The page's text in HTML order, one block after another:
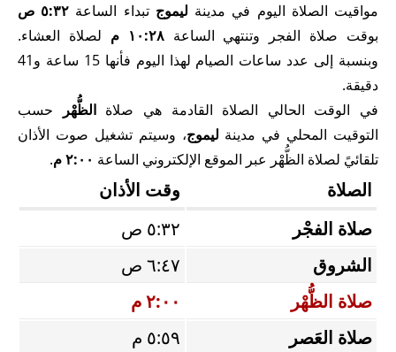
مواقيت الصلاة اليوم في مدينة ليموج تبداء الساعة ٥:٣٢ ص
بوقت صلاة الفجر وتنتهي الساعة١٠:٢٨ م
لصلاة العشاء.
وبنسبة إلى عدد ساعات الصيام لهذا اليوم فأنها 15 ساعة و41
دقيقة.
في الوقت الحالي الصلاة القادمة هي صلاةالظُّهْر
حسب
التوقيت المحلي في مدينة ليموج، وسيتم تشغيل صوت الأذان
تلقائيً لصلاة الظُّهْر عبر الموقع الإلكتروني الساعة ٢:٠٠ م .
الصلاة
وقت الأذان
صلاة الفجْر
٥:٣٢ ص
الشروق
٦:٤٧ ص
صلاة الظُّهْر
٢:٠٠ م
صلاة العَصر
٥:٥٩ م